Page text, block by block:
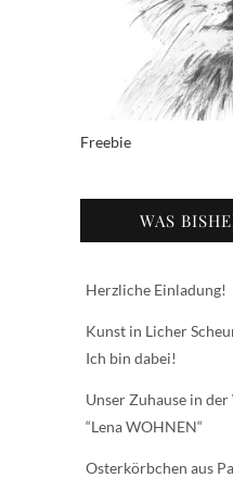
Freebie
WAS
Herzliche Einladung!
Kunst in Licher
Ich bin dabei!
Unser Zuhause in
“Lena WOHNEN“
Osterkörbchen aus